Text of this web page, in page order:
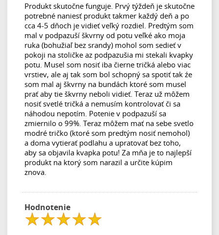
Produkt skutočne funguje. Prvý týždeň je skutočne
potrebné naniesť produkt takmer každý deň a po
cca 4-5 dňoch je vidieť veľký rozdiel. Predtým som
mal v podpazuší škvrny od potu veľké ako moja
ruka (bohužiaľ bez srandy) mohol som sedieť v
pokoji na stoličke az podpazušia mi stekali kvapky
potu. Musel som nosiť iba čierne tričká alebo viac
vrstiev, ale aj tak som bol schopný sa spotiť tak źe
som mal aj škvrny na bundách ktoré som musel
prať aby tie škvrny neboli vidieť. Teraz už môžem
nosiť svetlé tričká a nemusím kontrolovať či sa
náhodou nepotím. Potenie v podpazuší sa
zmiernilo o 99%. Teraz môžem mať na sebe svetlo
modré tričko (ktoré som predtým nosiť nemohol)
a doma vytierať podlahu a upratovať bez toho,
aby sa objavila kvapka potu! Za mňa je to najlepší
produkt na ktorý som narazil a určite kúpim
znova.
Hodnotenie